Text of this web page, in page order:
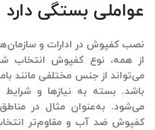
عواملی بستگی دارد
نصب کفپوش در ادارات و
از همه، نوع کفپوش انتخاب
می‌تواند از جنس مختلفی مانند
باشد. بسته به نیازها و
می‌شود. به‌عنوان مثال در مناطق
کفپوش ضد آب و مقاوم‌تر